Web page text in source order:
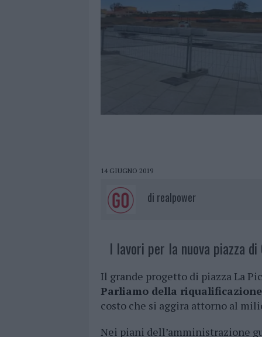
14 GIUGNO 2019
di realpower
I lavori per la nuova piazza
Il grande progetto di piazza La
Parliamo della riqualificazione
costo che si aggira attorno al
Nei piani dell’amministrazione